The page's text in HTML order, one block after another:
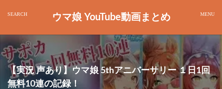
ウマ娘 YouTube動画まとめ
【実況 声あり】ウマ娘 5thアニバーサリー １日1回
無料10連の記録！